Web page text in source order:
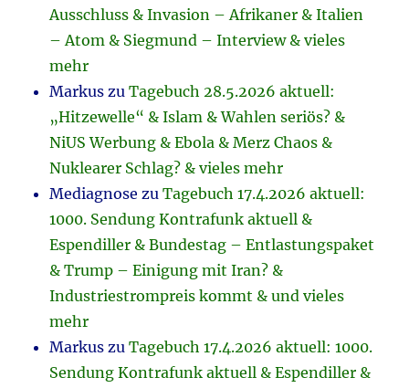
Ausschluss & Invasion – Afrikaner & Italien
– Atom & Siegmund – Interview & vieles
mehr
Markus zuTagebuch 28.5.2026 aktuell:
„Hitzewelle“ & Islam & Wahlen seriös? &
NiUS Werbung & Ebola & Merz Chaos &
Nuklearer Schlag? & vieles mehr
Mediagnose zuTagebuch 17.4.2026 aktuell:
1000. Sendung Kontrafunk aktuell &
Espendiller & Bundestag – Entlastungspaket
& Trump – Einigung mit Iran? &
Industriestrompreis kommt & und vieles
mehr
Markus zuTagebuch 17.4.2026 aktuell: 1000.
Sendung Kontrafunk aktuell & Espendiller &